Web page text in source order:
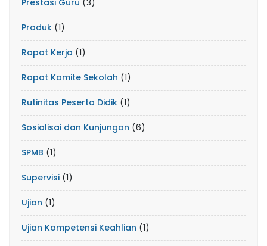
Prestasi Guru (3)
Produk (1)
Rapat Kerja (1)
Rapat Komite Sekolah (1)
Rutinitas Peserta Didik (1)
Sosialisai dan Kunjungan (6)
SPMB (1)
Supervisi (1)
Ujian (1)
Ujian Kompetensi Keahlian (1)